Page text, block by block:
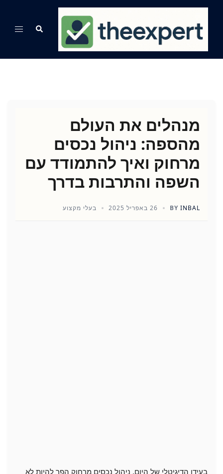
content
Search
Toggle
מנהלים את העולם
מהספה: ניהול נכסים
מרחוק ואיך להתמודד עם
השפה והתרבות בדרך
BY INBAL 26 באפריל 2025 בעלי מקצוע
בעידן הדיגיטלי של היום, ניהול נכסים מרחוק הפך להיות לא